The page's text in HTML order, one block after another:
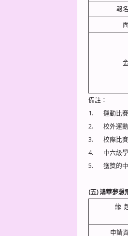
報
備註：
1. 運動比賽
2. 校外運動
3. 校際比賽
4. 中六級學
5. 獲獎的中
(五)鴻華夢想
緣
申請